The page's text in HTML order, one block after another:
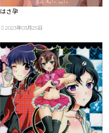
はさ孕
2023年03月25日